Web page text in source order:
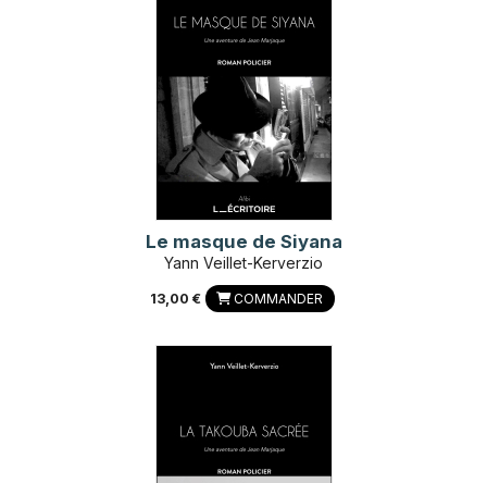
Le masque de Siyana
Yann Veillet-Kerverzio
13,00 € COMMANDER